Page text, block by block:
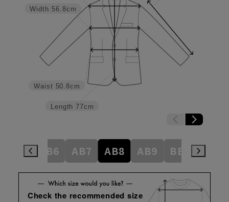
Length 77cm
Waist 50.8cm
Width 56.8cm
AB6 AB7 AB8 AB9 BE3
Check the recommended size